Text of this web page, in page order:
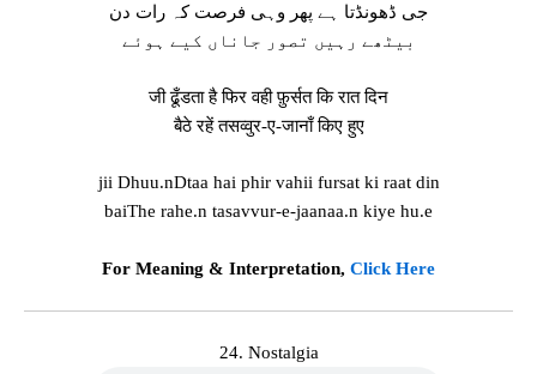
جی ڈھونڈتا ہے پھر وہی فرصت کہ رات دن
بیٹھے رہیں تصور جاناں کیے ہوئے
जी ढूँडता है फिर वही फ़ुर्सत कि रात दिन
बैठे रहें तसव्वुर-ए-जानाँ किए हुए
jii Dhuu.nDtaa hai phir vahii fursat ki raat din
baiThe rahe.n tasavvur-e-jaanaa.n kiye hu.e
For Meaning & Interpretation, Click Here
24. Nostalgia